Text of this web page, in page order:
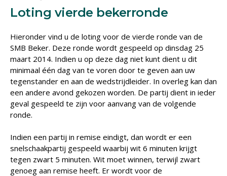
Loting vierde bekerronde
Hieronder vind u de loting voor de vierde ronde van de
SMB Beker. Deze ronde wordt gespeeld op dinsdag 25
maart 2014. Indien u op deze dag niet kunt dient u dit
minimaal één dag van te voren door te geven aan uw
tegenstander en aan de wedstrijdleider. In overleg kan dan
een andere avond gekozen worden. De partij dient in ieder
geval gespeeld te zijn voor aanvang van de volgende
ronde.
Indien een partij in remise eindigt, dan wordt er een
snelschaakpartij gespeeld waarbij wit 6 minuten krijgt
tegen zwart 5 minuten. Wit moet winnen, terwijl zwart
genoeg aan remise heeft. Er wordt voor de